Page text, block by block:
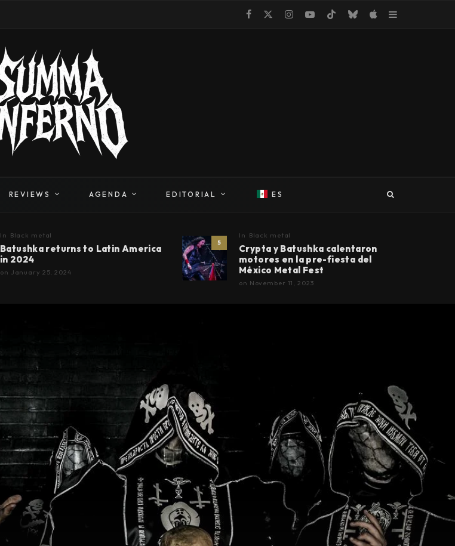
REVIEWS AGENDA EDITORIAL ES
In Black metal
Batushka returns to Latin America
in 2024
on January 25, 2024
5
In Black metal
Crypta y Batushka calentaron
motores en la pre-fiesta del
México Metal Fest
on November 11, 2023